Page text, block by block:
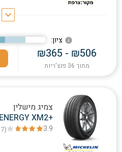
keyboard_arrow_down
:ציון info
₪365 - ₪506
מתוך 36 פנצ'ריות
צמיג מישלין
XM2+
3.9
(7